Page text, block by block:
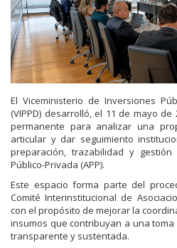
El Viceministerio de Inversiones
(VIPPD) desarrolló, el 11 de mayo
permanente para analizar una
articular y dar seguimiento
preparación, trazabilidad y
Público-Privada (APP).
Este espacio forma parte del
Comité Interinstitucional de
con el propósito de mejorar la
insumos que contribuyan a una
transparente y sustentada.